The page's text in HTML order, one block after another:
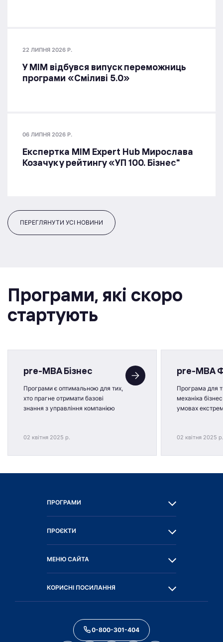
22 ЛИПНЯ 2026 Р.
У МІМ відбувся випуск переможниць
програми «Сміливі 5.0»
06 ЛИПНЯ 2026 Р.
Експертка MIM Expert Hub Мирослава
Козачук у рейтингу «УП 100. Бізнес"
ПЕРЕГЛЯНУТИ УСІ НОВИНИ
Програми, якi скоро
стартують
pre-MBA Бізнес
Програми є оптимальною для тих,
хто прагне отримати базові
знання з управління компанією
02 квітня 2025 р.
pre-MBA
Програма для
механіка
умовах
02 квітня 2025 р.
ПРОГРАМИ
ПРОЄКТИ
МЕНЮ САЙТА
КОРИСНІ ПОСИЛАННЯ
0-800-301-404